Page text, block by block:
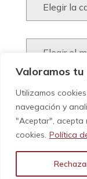
Valoramos
Utilizamos
navegación y
"Aceptar", acepta
cookies. Política
Tweets:
©